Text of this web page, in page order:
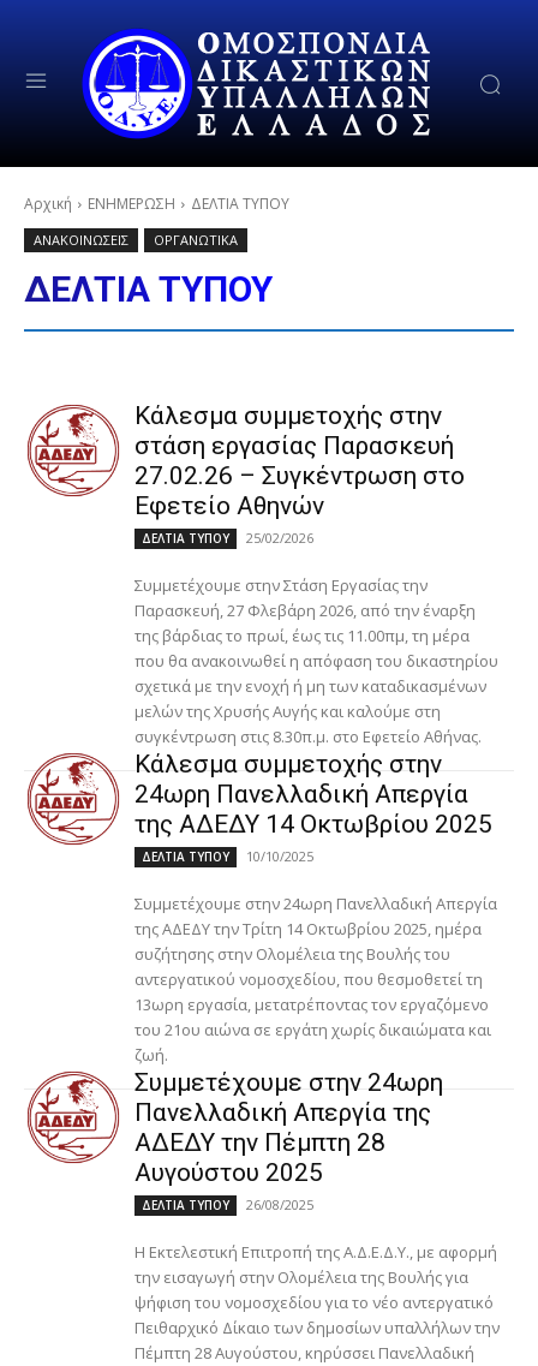
Αρχική ΕΝΗΜΕΡΩΣΗ ΔΕΛΤΙΑ ΤΥΠΟΥ
ΑΝΑΚΟΙΝΩΣΕΙΣ ΟΡΓΑΝΩΤΙΚΑ
ΔΕΛΤΙΑ ΤΥΠΟΥ
Κάλεσμα συμμετοχής στην
στάση εργασίας Παρασκευή
27.02.26 – Συγκέντρωση στο
Εφετείο Αθηνών
ΔΕΛΤΙΑ ΤΥΠΟΥ 25/02/2026
Συμμετέχουμε στην Στάση Εργασίας την
Παρασκευή, 27 Φλεβάρη 2026, από την έναρξη
της βάρδιας το πρωί, έως τις 11.00πμ, τη μέρα
που θα ανακοινωθεί η απόφαση του δικαστηρίου
σχετικά με την ενοχή ή μη των καταδικασμένων
μελών της Χρυσής Αυγής και καλούμε στη
συγκέντρωση στις 8.30π.μ. στο Εφετείο Αθήνας.
Κάλεσμα συμμετοχής στην
24ωρη Πανελλαδική Απεργία
της ΑΔΕΔΥ 14 Οκτωβρίου 2025
ΔΕΛΤΙΑ ΤΥΠΟΥ 10/10/2025
Συμμετέχουμε στην 24ωρη Πανελλαδική Απεργία
της ΑΔΕΔΥ την Τρίτη 14 Οκτωβρίου 2025, ημέρα
συζήτησης στην Ολομέλεια της Βουλής του
αντεργατικού νομοσχεδίου, που θεσμοθετεί τη
13ωρη εργασία, μετατρέποντας τον εργαζόμενο
του 21ου αιώνα σε εργάτη χωρίς δικαιώματα και
ζωή.
Συμμετέχουμε στην 24ωρη
Πανελλαδική Απεργία της
ΑΔΕΔΥ την Πέμπτη 28
Αυγούστου 2025
ΔΕΛΤΙΑ ΤΥΠΟΥ 26/08/2025
Η Εκτελεστική Επιτροπή της Α.Δ.Ε.Δ.Υ., με αφορμή
την εισαγωγή στην Ολομέλεια της Βουλής για
ψήφιση του νομοσχεδίου για το νέο αντεργατικό
Πειθαρχικό Δίκαιο των δημοσίων υπαλλήλων την
Πέμπτη 28 Αυγούστου, κηρύσσει Πανελλαδική